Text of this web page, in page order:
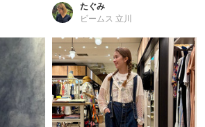
たぐみ
ビームス 立川